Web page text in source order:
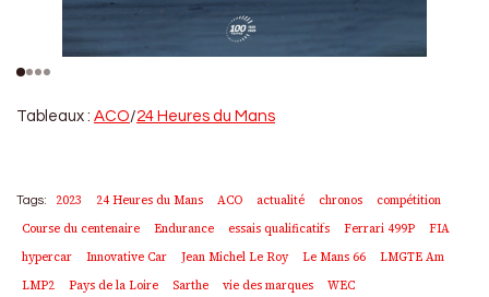
Tableaux : ACO/24 Heures du Mans
Tags: 2023 24 Heures du Mans ACO actualité chronos
compétition
Course du centenaire
Endurance essais qualificatifs Ferrari 499P
FIA
hypercar
Innovative Car Jean Michel Le Roy Le Mans 66
LMGTE Am
LMP2
Pays de la Loire Sarthe vie des marques WEC